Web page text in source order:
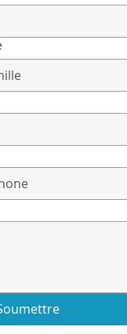
Todd